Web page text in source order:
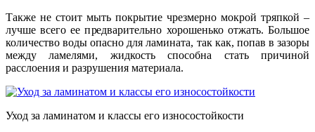
Также не стоит мыть покрытие чрезмерно мокрой тряпкой –
лучше всего ее предварительно хорошенько отжать. Большое
количество воды опасно для ламината, так как, попав в зазоры
между ламелями, жидкость способна стать причиной
расслоения и разрушения материала.
Уход за ламинатом и классы его износостойкости